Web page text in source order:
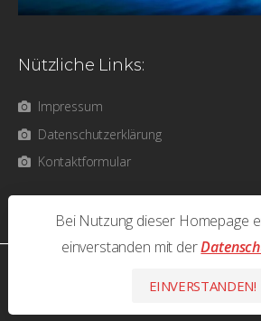
Nützliche Links:
Impressum
Datenschutzerklärung
Kontaktformular
photos & text © 2026 Olaf Bathke - All
Bei Nutzung dieser Homepage
einverstanden mit der
EINVERSTANDEN!